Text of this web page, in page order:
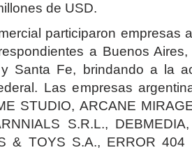
de USD.
participaron empresas
a Buenos
Santa Fe, brindando a la
Las empresas
STUDIO, ARCANE
S.R.L.,
& TOYS S.A., ERROR 404